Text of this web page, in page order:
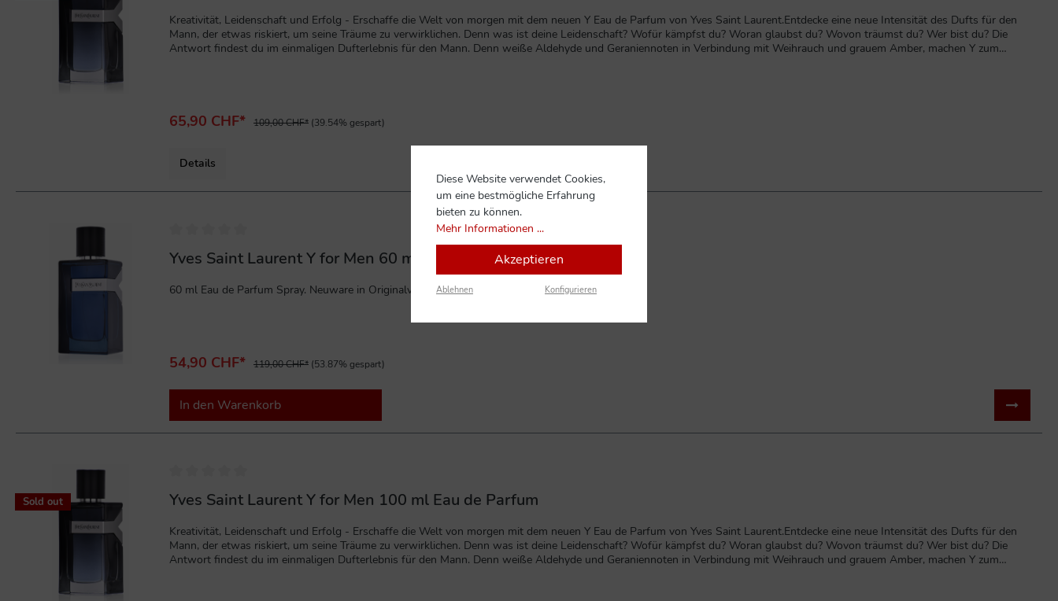
Kreativität, Leidenschaft und Erfolg - Erschaffe die Welt von morgen mit dem neuen Y Eau de Parfum von Yves Saint Laurent.Entdecke eine neue Intensität des Dufts für den
Mann, der etwas riskiert, um seine Träume zu verwirklichen. Denn was ist deine Leidenschaft? Wofür kämpfst du? Woran glaubst du? Wovon träumst du? Wer bist du? Die
Antwort findest du im einmaligen Dufterlebnis für den Mann. Denn weiße Aldehyde und Geraniennoten in Verbindung mit Weihrauch und grauem Amber, machen Y zum
65,90 CHF* 109,00 CHF* (39.54% gespart)
Details
Yves Saint Laurent Y for Men 60 ml Eau de Parfum Intense
60 ml Eau de Parfum Spray. Neuware in Originalverpackung.
54,90 CHF* 119,00 CHF* (53.87% gespart)
In den Warenkorb
Sold out
Yves Saint Laurent Y for Men 100 ml Eau de Parfum
Kreativität, Leidenschaft und Erfolg - Erschaffe die Welt von morgen mit dem neuen Y Eau de Parfum von Yves Saint Laurent.Entdecke eine neue Intensität des Dufts für den
Mann, der etwas riskiert, um seine Träume zu verwirklichen. Denn was ist deine Leidenschaft? Wofür kämpfst du? Woran glaubst du? Wovon träumst du? Wer bist du? Die
Antwort findest du im einmaligen Dufterlebnis für den Mann. Denn weiße Aldehyde und Geraniennoten in Verbindung mit Weihrauch und grauem Amber, machen Y zum
Diese Website verwendet Cookies,
um eine bestmögliche Erfahrung
bieten zu können.
Mehr Informationen ...
Akzeptieren
Ablehnen Konfigurieren